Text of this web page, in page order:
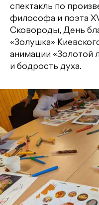
спектакль по
философа и поэта
Сковороды, День
«Золушка»
анимации «Золотой
и бодрость духа.